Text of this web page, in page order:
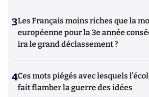
3Les Français moins riches que la
européenne pour la 3e année
ira le grand déclassement ?
4Ces mots piégés avec lesquels
fait flamber la guerre des idées